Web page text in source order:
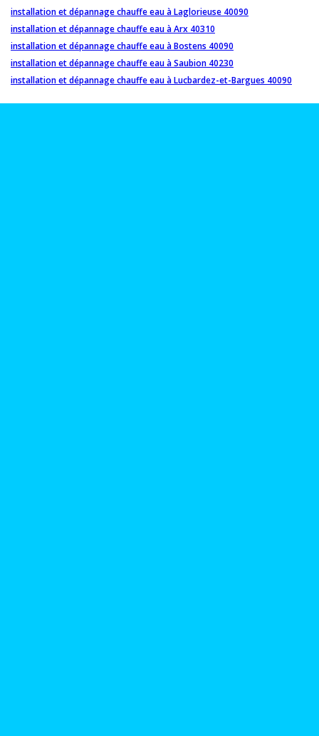
installation et dépannage chauffe eau à Laglorieuse 40090
installation et dépannage chauffe eau à Arx 40310
installation et dépannage chauffe eau à Bostens 40090
installation et dépannage chauffe eau à Saubion 40230
installation et dépannage chauffe eau à Lucbardez-et-Bargues 40090